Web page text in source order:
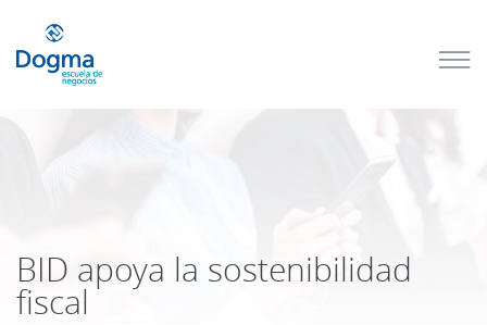
BID apoya la sostenibilidad
fiscal
próximos